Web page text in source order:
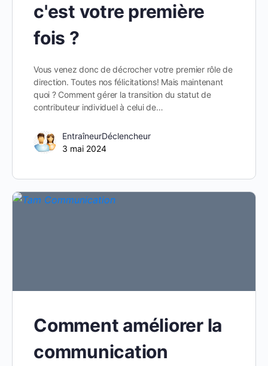
c'est votre première
fois ?
Vous venez donc de décrocher votre premier rôle de
direction. Toutes nos félicitations! Mais maintenant
quoi ? Comment gérer la transition du statut de
contributeur individuel à celui de…
EntraîneurDéclencheur
3 mai 2024
Comment améliorer la
communication